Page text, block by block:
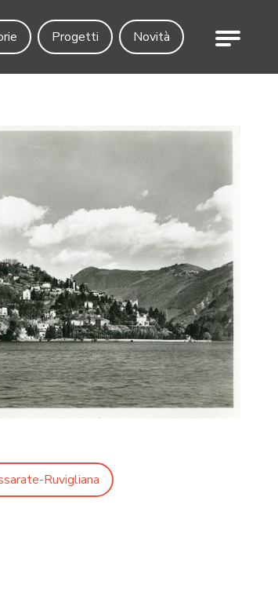
Progetti Novità Menu
Ruvigliana